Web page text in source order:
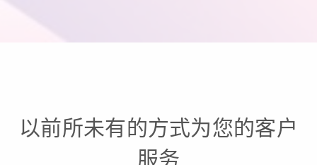
以前所未有的方式为您的客户
服务